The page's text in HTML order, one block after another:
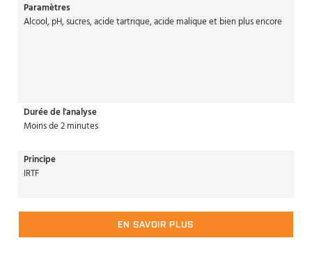
Paramètres
Alcool, pH, sucres, acide tartrique, acide malique et bien plus encore
Durée de l'analyse
Moins de 2 minutes
Principe
IRTF
EN SAVOIR PLUS